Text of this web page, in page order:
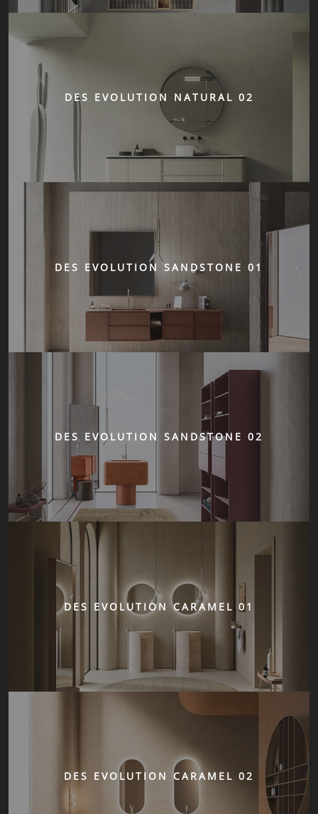
DES EVOLUTION NATURAL 02
DES EVOLUTION SANDSTONE 01
DES EVOLUTION SANDSTONE 02
DES EVOLUTION CARAMEL 01
DES EVOLUTION CARAMEL 02